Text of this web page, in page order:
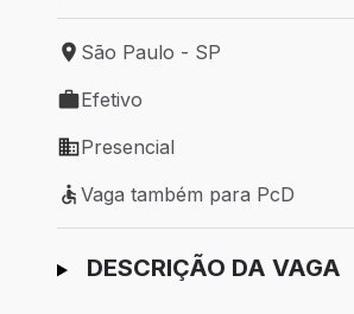
Local de trabalho: São Paulo - SP
São Paulo - SP
Tipo de vaga: Efetivo
Efetivo
Modelo de trabalho: Presencial
Presencial
Vaga também para PcD
Vaga também para PcD
Ir para candidatura
DESCRIÇÃO DA VAGA